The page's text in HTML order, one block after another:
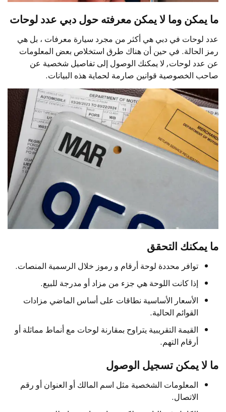
ما يمكن وما لا يمكن معرفته حول دبي عدد لوحات
عدد لوحات في دبي هي أكثر من مجرد سيارة معرفات ، بل هي
رمز الحالة. في حين أن هناك طرق استخلاص بعض المعلومات
عن عدد لوحات, لا يمكنك الوصول إلى تفاصيل شخصية عن
صاحب الخصوصية قوانين صارمة لحماية هذه البيانات.
ما يمكنك التحقق
توافر محددة لوحة أرقام و رموز خلال الرسمية المنصات.
إذا كانت اللوحة هي جزء من مزاد أو مدرجة للبيع.
الأسعار الأساسية نطاقات على أساس الماضي مزادات
القوائم الحالية.
القيمة التقريبية يتراوح بمقارنة لوحات مع أنماط مماثلة أو
أرقام التهم.
ما لا يمكن تسجيل الوصول
المعلومات الشخصية مثل اسم المالك أو العنوان أو رقم
الاتصال.